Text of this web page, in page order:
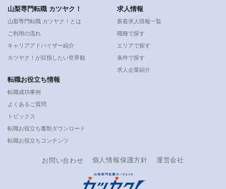
山梨専門転職 カツヤク！
山梨専門転職 カツヤク！とは
ご利用の流れ
キャリアアドバイザー紹介
カツヤク！が目指したい世界観
求人情報
新着求人情報一覧
職種で探す
エリアで探す
条件で探す
求人企業紹介
転職お役立ち情報
転職成功事例
よくあるご質問
トピックス
転職お役立ち書類ダウンロード
転職お役立ちコンテンツ
お問い合わせ 個人情報保護方針 運営会社